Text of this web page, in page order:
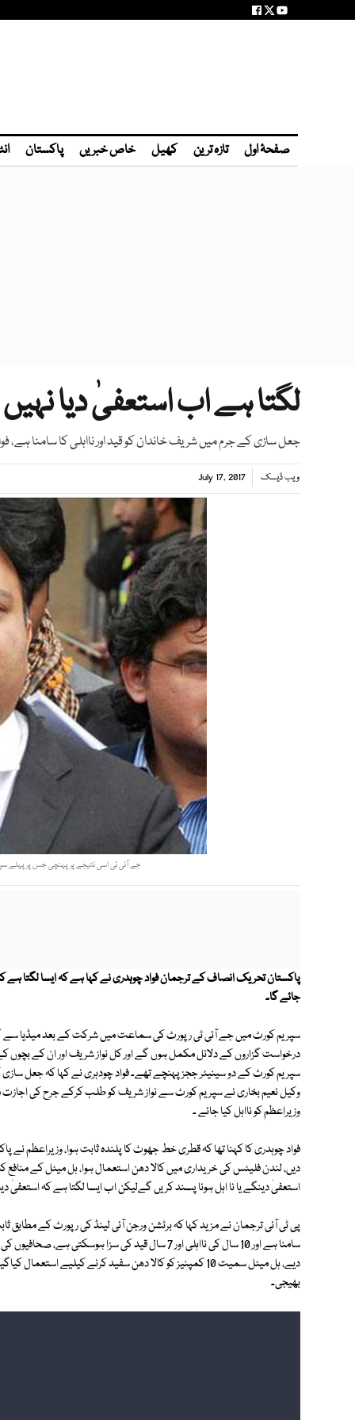
صفحۂ اول تازہ ترین کھیل خاص خبریں پاکستان
لگتا ہے اب استعفیٰ دیا نہیں
جعل سازی کے جرم میں شریف خاندان کو قید اور نااہلی کا سامنا ہے،
ویب ڈیسک July 17, 2017
جے آئی ٹی اسی نتیجے پر پہنچی جس پر پہلے
پاکستان تحریک انصاف کے ترجمان فواد چوہدری نے کہا ہے کہ ایسا لگتا ہے
جائے گا۔
سپریم کورٹ میں جے آئی ٹی رپورٹ کی سماعت میں شرکت کے بعد میڈیا سے
درخواست گزاروں کے دلائل مکمل ہوں گے اور کل نواز شریف اور ان کے
سپریم کورٹ کے دو سینیئر ججز پہنچے تھے۔ فواد چودہری نے کہا کہ جعل
وزیراعظم کو نااہل کیا جائے ۔
فواد چوہدری کا کہنا تھا کہ قطری خط جھوٹ کا پلندہ ثابت ہوا، وزیراعظم نے
استعفیٰ دینگے یا نا اہل ہونا پسند کریں گےلیکن اب ایسا لگتا ہے کہ استعفیٰ
پی ٹی آئی ترجمان نے مزید کہا کہ برٹشن ورجن آئی لینڈ کی رپورٹ کے مطابق
سامنا ہے اور 10 سال کی نااہلی اور 7 سال قید کی سزا
دیے، ہل میٹل سمیت 10 کمپنیز کو کالا دھن سفید کرنے کیلیے
بھیجی۔